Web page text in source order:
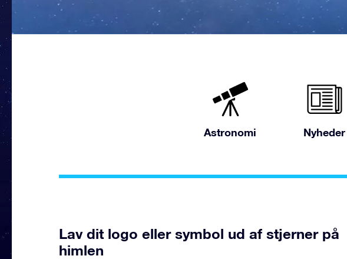
Astronomi Nyheder
Lav dit logo eller symbol ud af stjerner på
himlen